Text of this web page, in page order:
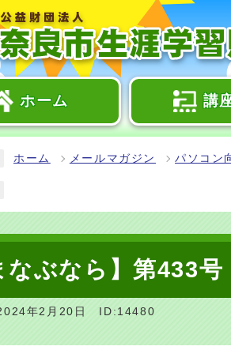
ホーム 講
ホーム メールマガジン パソコン
なぶなら】第433号
年2月20日 ID:14480